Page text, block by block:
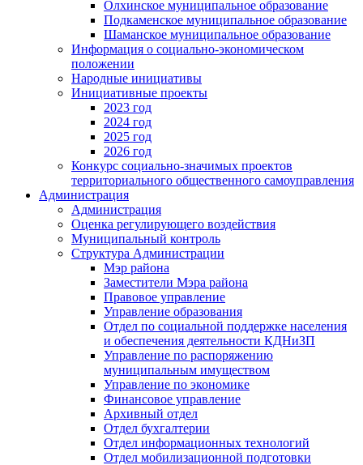
Олхинское муниципальное образование
Подкаменское муниципальное образование
Шаманское муниципальное образование
Информация о социально-экономическом
положении
Народные инициативы
Инициативные проекты
2023 год
2024 год
2025 год
2026 год
Конкурс социально-значимых проектов
территориального общественного самоуправления
Администрация
Администрация
Оценка регулирующего воздействия
Муниципальный контроль
Структура Администрации
Мэр района
Заместители Мэра района
Правовое управление
Управление образования
Отдел по социальной поддержке населения
и обеспечения деятельности КДНиЗП
Управление по распоряжению
муниципальным имуществом
Управление по экономике
Финансовое управление
Архивный отдел
Отдел бухгалтерии
Отдел информационных технологий
Отдел мобилизационной подготовки